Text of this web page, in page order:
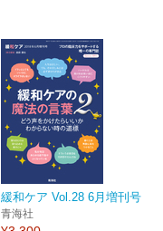
緩和ケア Vol.28 6月増刊号
青海社